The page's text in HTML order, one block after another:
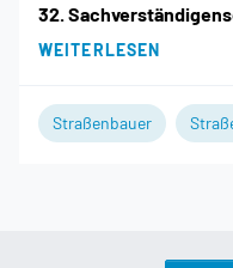
32.
WEITERLESEN
Straßenbauer